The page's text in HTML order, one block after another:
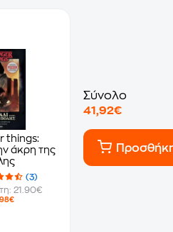
things:
άκρη της
(3)
21.90€
Σύνολο
41,92€